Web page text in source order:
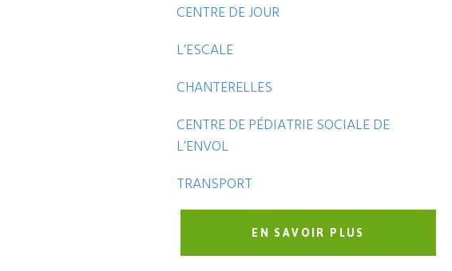
CENTRE DE JOUR
L’ESCALE
CHANTERELLES
CENTRE DE PÉDIATRIE SOCIALE DE
L’ENVOL
TRANSPORT
EN SAVOIR PLUS